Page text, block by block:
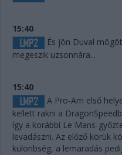
15:40
És jön Duval
megeszik uzsonnára...
15:40
A Pro-Am első
kellett rakni a
így a korábbi Le Mans-
levadászni. Az előző körük
különbség, a lemaradás